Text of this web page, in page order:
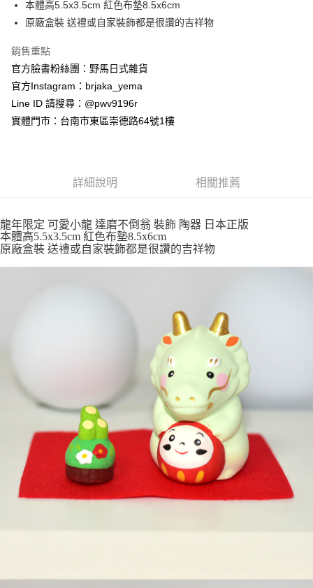
上海商業儲蓄銀行
台北富邦商業銀行
國泰世華商業銀行
兆豐國際商業銀行
匯豐（台灣）商業銀行
聯邦商業銀行
玉山商業銀行
台新國際商業銀行
台灣樂天信用卡公司
LINE Pay
街口支付
悠遊付
Google Pay
付款後全家取貨
每筆NT$65，滿NT$999(含以上)免運費
每筆NT$65，滿NT$999(含以上)免運費
每筆NT$100，滿NT$999(含以上)免運費
本體高5.5x3.5cm 紅色布墊8.5x6cm
原廠盒裝 送禮或自家裝飾都是很讚的吉祥物
銷售重點
官方臉書粉絲團：野馬日式雜貨
官方Instagram：brjaka_yema
Line ID 請搜尋：@pwv9196r
實體門市：台南市東區崇德路64號1樓
詳細說明 相關推薦
龍年限定 可愛小龍 達磨不倒翁 裝飾 陶器 日本正版
本體高5.5x3.5cm 紅色布墊8.5x6cm
原廠盒裝 送禮或自家裝飾都是很讚的吉祥物